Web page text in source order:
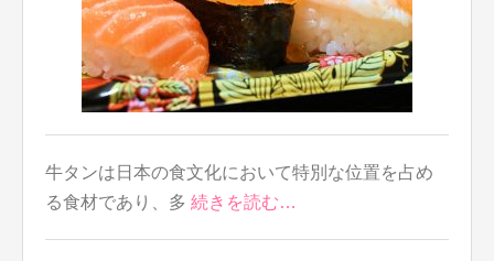
牛タンは日本の食文化において特別な位置を占め
る食材であり、多 続きを読む…